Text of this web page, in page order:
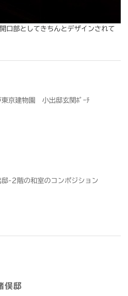
口部としてきちんとデザインされて
東京建物園 小出邸玄関ﾎﾟｰﾁ
邸-2階の和室のコンポジション
俣邸